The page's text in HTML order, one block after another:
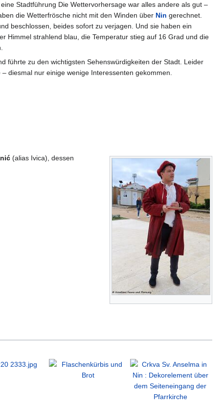
Stadtführung Die Wettervorhersage war alles andere als gut –
die Wetterfrösche nicht mit den Winden über Nin gerechnet.
beschlossen, beides sofort zu verjagen. Und sie haben ein
Himmel strahlend blau, die Temperatur stieg auf 16 Grad und die
führte zu den wichtigsten Sehenswürdigkeiten der Stadt. Leider
diesmal nur einige wenige Interessenten gekommen.
(alias Ivica), dessen